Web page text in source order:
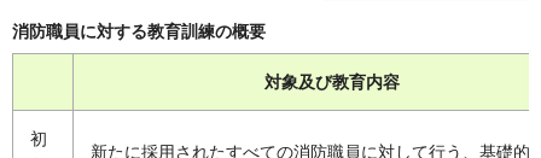
消防職員に対する教育訓練の概要
対象及び教育内容
初
新たに採用されたすべての消防職員に対して行う、基礎的